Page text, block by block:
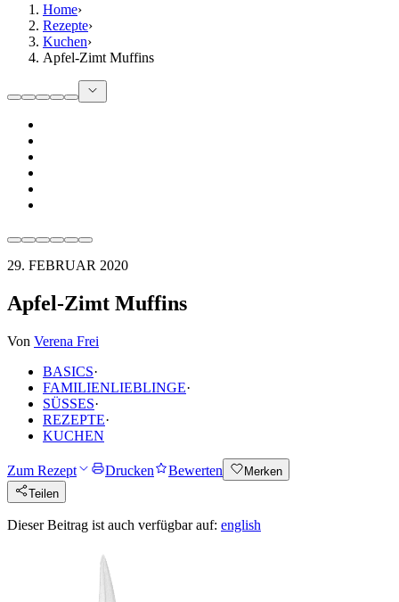
Home›
Rezepte›
Kuchen›
Apfel-Zimt Muffins
29. FEBRUAR 2020
Apfel-Zimt Muffins
Von Verena Frei
BASICS·
FAMILIENLIEBLINGE·
SÜSSES·
REZEPTE·
KUCHEN
Zum Rezept Drucken Bewerten
Merken
Teilen
Dieser Beitrag ist auch verfügbar auf: english